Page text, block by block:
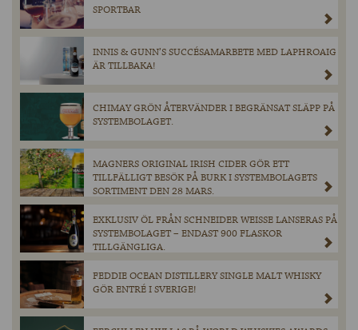
SPORTBAR
INNIS & GUNN’S SUCCÉSAMARBETE MED LAPHROAIG
ÄR TILLBAKA!
CHIMAY GRÖN ÅTERVÄNDER I BEGRÄNSAT SLÄPP PÅ
SYSTEMBOLAGET.
MAGNERS ORIGINAL IRISH CIDER GÖR ETT
TILLFÄLLIGT BESÖK PÅ BURK I SYSTEMBOLAGETS
SORTIMENT DEN 28 MARS.
EXKLUSIV ÖL FRÅN SCHNEIDER WEISSE LANSERAS PÅ
SYSTEMBOLAGET – ENDAST 900 FLASKOR
TILLGÄNGLIGA.
FEDDIE OCEAN DISTILLERY SINGLE MALT WHISKY
GÖR ENTRÉ I SVERIGE!